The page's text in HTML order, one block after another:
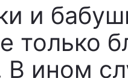
и
только
ином